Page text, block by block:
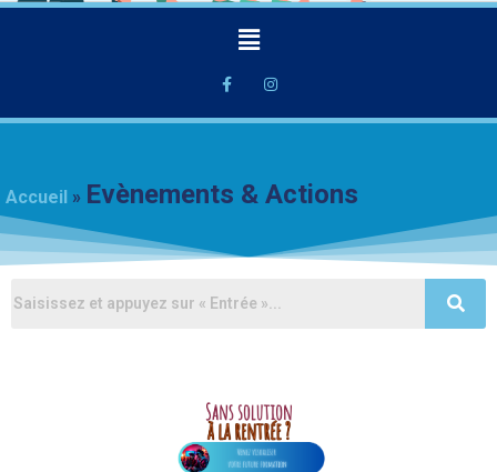
Accueil » Evènements & Actions